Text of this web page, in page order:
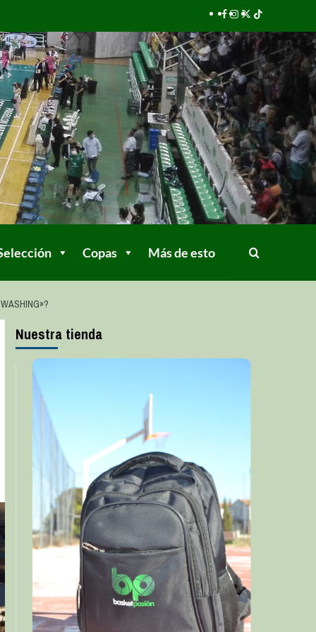
Copas Más de esto
Nuestra tienda